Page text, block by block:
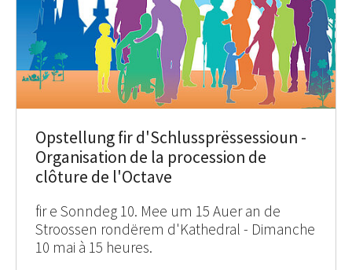
Opstellung fir d'Schlussprëssessioun -
Organisation de la procession de
clôture de l'Octave
fir e Sonndeg 10. Mee um 15 Auer an de
Stroossen rondërem d'Kathedral - Dimanche
10 mai à 15 heures.